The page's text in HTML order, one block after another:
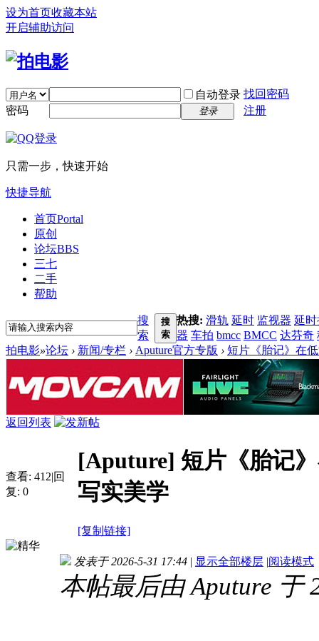
设为首页收藏本站
开启辅助访问
自动登录 找回密码
密码
登录 注册
只需一步，快速开始
快捷导航
首页Portal
原创
论坛BBS
三七
二手
帮助
搜
索
搜
索
热搜: 滑轨 延时 监视器 延
器 车拍 bmcc BMCC 达芬奇
拍电影»论坛 › 新闻/专栏 › Aputure官方专版 › 短片《胎记》在
返回列表
查看: 412|回
复: 0
[Aputure] 短片《胎记
写实美学
[复制链接]
发表于 2026-5-31 17:44 | 显示全部楼层 |阅读模式
本帖最后由 Aputure 于